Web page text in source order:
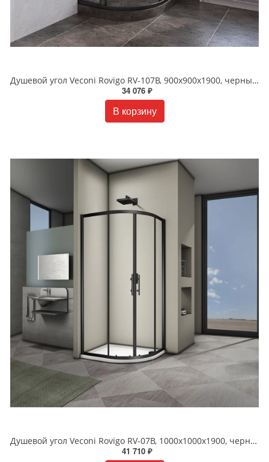
Душевой угол Veconi Rovigo RV-107B, 900x900x1900, черный, стекло прозрачное
34 076 ₽
В корзину
Душевой угол Veconi Rovigo RV-07B, 1000x1000x1900, черный, стекло прозрачное
41 710 ₽